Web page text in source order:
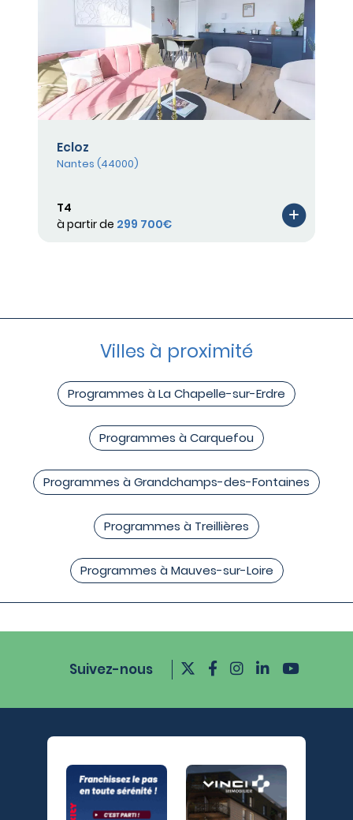
Ecloz
Nantes (44000)
T4
à partir de 299 700€
Villes à proximité
Programmes à La Chapelle-sur-Erdre
Programmes à Carquefou
Programmes à Grandchamps-des-Fontaines
Programmes à Treillières
Programmes à Mauves-sur-Loire
Suivez-nous